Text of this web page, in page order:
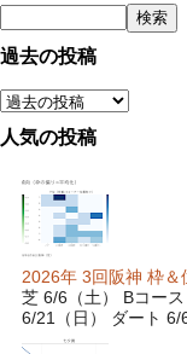
過去の投稿
人気の投稿
2026年 3回阪神 枠＆
芝 6/6（土） Bコー
6/21（日） ダート 6/